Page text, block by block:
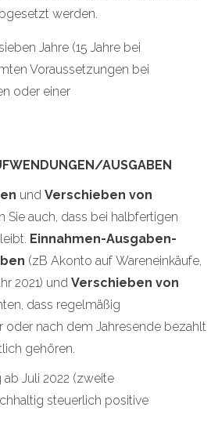
werden.
Jahre (15 Jahre bei
Voraussetzungen bei
oder einer
AUSGABEN
und Verschieben von
Sie auch, dass bei halbfertigen
Einnahmen-Ausgaben-
(zB Akonto auf Wareneinkäufe,
2021) und Verschieben von
dass regelmäßig
oder nach dem Jahresende bezahlt
gehören.
Juli 2022 (zweite
steuerlich positive